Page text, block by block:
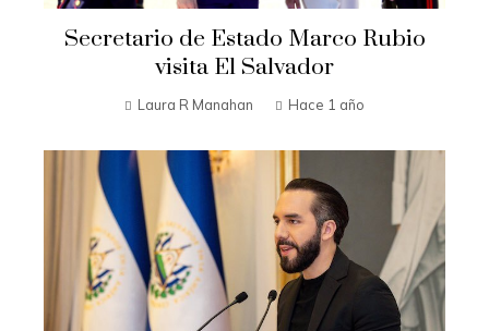
Secretario de Estado Marco Rubio
visita El Salvador
Laura R Manahan Hace 1 año